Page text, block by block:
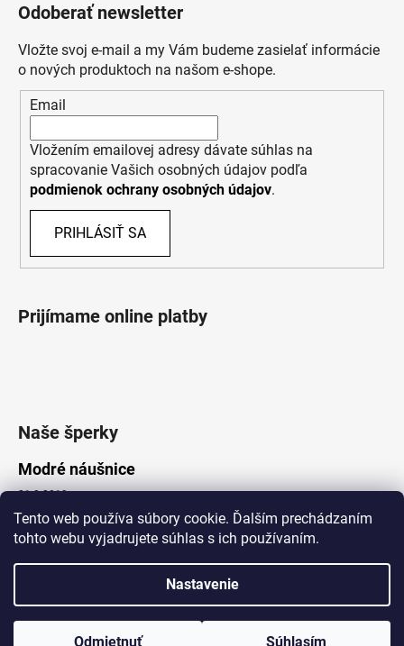
Tento web používa súbory cookie. Ďalším prechádzaním
tohto webu vyjadrujete súhlas s ich používaním.
Nastavenie
Odmietnuť Súhlasím
www.Lotka.sk - najkrajšie šperky za dobré ceny. Pri nákupe nad 50€
poštovné zdarma. Nakupujte s dôverou - naša spoločnosť je s
Odoberať newsletter
Vložte svoj e-mail a my Vám budeme zasielať informácie
o nových produktoch na našom e-shope.
Email
Vložením emailovej adresy dávate súhlas na
spracovanie Vašich osobných údajov podľa
podmienok ochrany osobných údajov.
PRIHLÁSIŤ SA
Prijímame online platby
Naše šperky
Modré náušnice
21.8.2019
Vytvoril Shoptet
Lotka.sk. Všetky práva vyhradené.
Upraviť nastavenie cookies